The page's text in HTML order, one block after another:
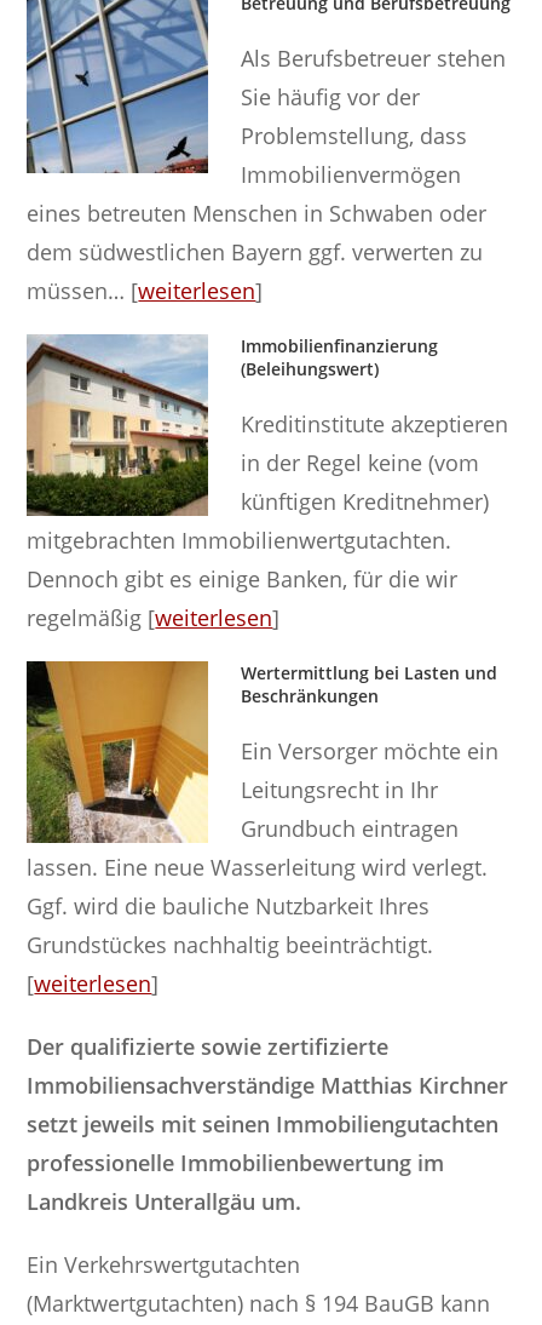
Als Berufsbetreuer stehen
Sie häufig vor der
Problemstellung, dass
Immobilienvermögen
eines betreuten Menschen in Schwaben oder
dem südwestlichen Bayern ggf. verwerten zu
müssen… [weiterlesen]
Immobilienfinanzierung
(Beleihungswert)
Kreditinstitute akzeptieren
in der Regel keine (vom
künftigen Kreditnehmer)
mitgebrachten Immobilienwertgutachten.
Dennoch gibt es einige Banken, für die wir
regelmäßig [weiterlesen]
Wertermittlung bei Lasten und
Beschränkungen
Ein Versorger möchte ein
Leitungsrecht in Ihr
Grundbuch eintragen
lassen. Eine neue Wasserleitung wird verlegt.
Ggf. wird die bauliche Nutzbarkeit Ihres
Grundstückes nachhaltig beeinträchtigt.
[weiterlesen]
Der qualifizierte sowie zertifizierte
Immobiliensachverständige Matthias Kirchner
setzt jeweils mit seinen Immobiliengutachten
professionelle Immobilienbewertung im
Landkreis Unterallgäu um.
Ein Verkehrswertgutachten
(Marktwertgutachten) nach § 194 BauGB kann